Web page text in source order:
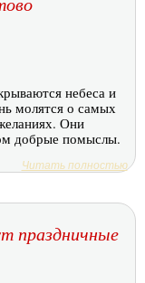
небеса и
молятся о самых
Они
добрые помыслы.
Читать полностью
праздничные